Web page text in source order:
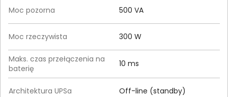
Moc pozorna 500 VA
Moc rzeczywista 300 W
Maks. czas przełączenia na
baterię
10 ms
Architektura UPSa Off-line (standby)